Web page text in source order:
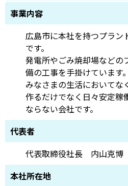
事業内容
広島市に本社を持つプラン
です。
発電所やごみ焼却場などの
備の工事を手掛けています。
みなさまの生活においてな
作るだけでなく日々安定稼
ならない会社です。
代表者
代表取締役社長 内山克博
本社所在地